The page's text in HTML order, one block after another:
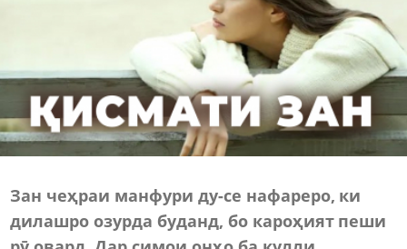
Зан чеҳраи манфури ду-се нафареро, ки
дилашро озурда буданд, бо кароҳият пеши